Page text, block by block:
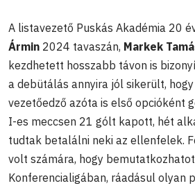
A listavezető Puskás Akadémia 20
Ármin 2024 tavaszán, Markek
kezdhetett hosszabb távon is
a debütálás annyira jól sikerült, hogy
vezetőedző azóta is első opcióként
I-es meccsen 21 gólt kapott, hét
tudtak betalálni neki az ellenfelek.
volt számára, hogy
Konferencialigában, ráadásul olyan